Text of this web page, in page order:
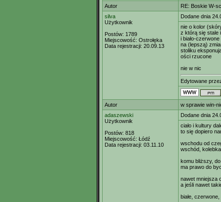
Autor
RE: Boskie W-
silva
Użytkownik
Postów: 1789
Miejscowość: Ostrołęka
Data rejestracji: 20.09.13
Dodane dnia
nie o kolor
z którą się stale
i biało-
na (lepszą)
stoliku
ości rzucone
nie w nic
Edytowane
Autor
w sprawie win-
adaszewski
Użytkownik
Postów: 818
Miejscowość: Łódź
Data rejestracji: 03.11.10
Dodane dnia
ciało i kultury
to się dopiero
wschodu od
wschód,
komu bliższy,
ma prawo do
nawet mniejsza
a jeśli nawet
białe,